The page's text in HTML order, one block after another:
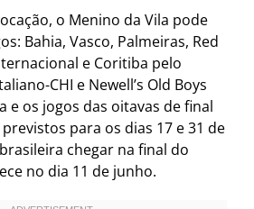
o Menino da Vila pode
Bahia, Vasco, Palmeiras, Red
e Coritiba pelo
CHI e Newell’s Old Boys
e os jogos das oitavas de final
para os dias 17 e 31 de
chegar na final do
no dia 11 de junho.